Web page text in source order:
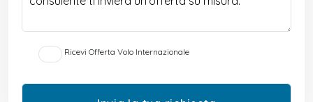
Ricevi Offerta Volo Internazionale